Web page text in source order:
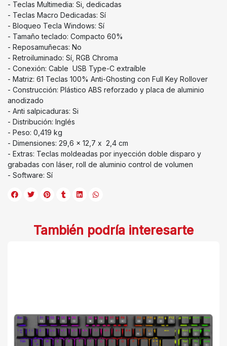
- Teclas Multimedia: Si, dedicadas
- Teclas Macro Dedicadas: Sí
- Bloqueo Tecla Windows: Sí
- Tamaño teclado: Compacto 60%
- Reposamuñecas: No
- Retroiluminado: Sí, RGB Chroma
- Conexión: Cable USB Type-C extraíble
- Matriz: 61 Teclas 100% Anti-Ghosting con Full Key Rollover
- Construcción: Plástico ABS reforzado y placa de aluminio
anodizado
- Anti salpicaduras: Si
- Distribución: Inglés
- Peso: 0,419 kg
- Dimensiones: 29,6 x 12,7 x 2,4 cm
- Extras: Teclas moldeadas por inyección doble disparo y
grabadas con láser, roll de aluminio control de volumen
- Software: Sí
También podría interesarte